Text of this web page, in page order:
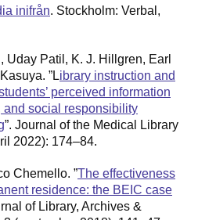
inifrån. Stockholm: Verbal,
Uday Patil, K. J. Hillgren, Earl
”Library instruction and
perceived information
and social responsibility
”. Journal of the Medical Library
2022): 174–84.
Chemello. ”The effectiveness
residence: the BEIC case
of Library, Archives &